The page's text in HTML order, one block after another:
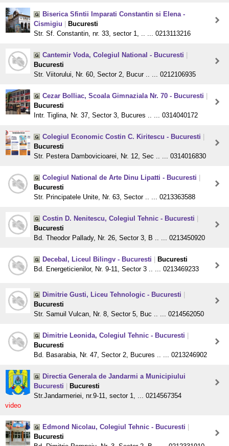
Biserica Sfintii Imparati Constantin si Elena -
Cismigiu
Bucuresti
Str. Sf. Constantin, nr. 33, sector 1, .. ... 0213113216
Cantemir Voda, Colegiul National - Bucuresti
Bucuresti
Str. Viitorului, Nr. 60, Sector 2, Bucur .. ... 0212106935
Cezar Bolliac, Scoala Gimnaziala Nr. 70 - Bucuresti
Bucuresti
Intr. Tiglina, Nr. 37, Sector 3, Bucures .. ... 0314040172
Colegiul Economic Costin C. Kiritescu - Bucuresti
Bucuresti
Str. Pestera Dambovicioarei, Nr. 12, Sec .. ... 0314016830
Colegiul National de Arte Dinu Lipatti - Bucuresti
Bucuresti
Str. Principatele Unite, Nr. 63, Sector .. ... 0213363588
Costin D. Nenitescu, Colegiul Tehnic - Bucuresti
Bucuresti
Bd. Theodor Pallady, Nr. 26, Sector 3, B .. ... 0213450920
Decebal, Liceul Bilingv - Bucuresti
Bucuresti
Bd. Energeticienilor, Nr. 9-11, Sector 3 .. ... 0213469233
Dimitrie Gusti, Liceu Tehnologic - Bucuresti
Bucuresti
Str. Samuil Vulcan, Nr. 8, Sector 5, Buc .. ... 0214562050
Dimitrie Leonida, Colegiul Tehnic - Bucuresti
Bucuresti
Bd. Basarabia, Nr. 47, Sector 2, Bucures .. ... 0213246902
Directia Generala de Jandarmi a Municipiului
Bucuresti
Bucuresti
Str.Jandarmeriei, nr.9-11, sector 1, ... 0214567354
video
Edmond Nicolau, Colegiul Tehnic - Bucuresti
Bucuresti